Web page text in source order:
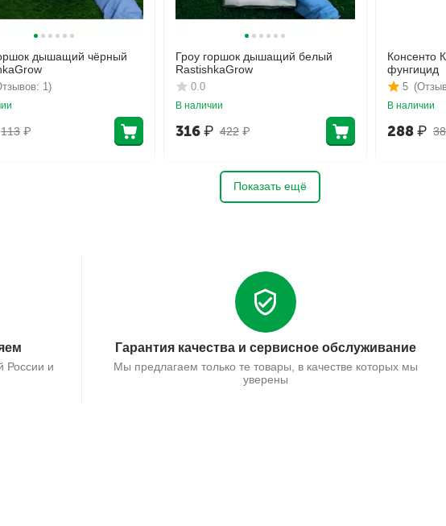
дышащий чёрный
1)
113 ₽
Гроу горшок дышащий белый
RastishkaGrow
0.0
В наличии
422 ₽
316₽
Консенто
фунгицид
5
В наличии
288₽
Показать ещё
России и
Гарантия качества и сервисное обслуживание
Мы предлагаем только те товары, в качестве которых мы
уверены